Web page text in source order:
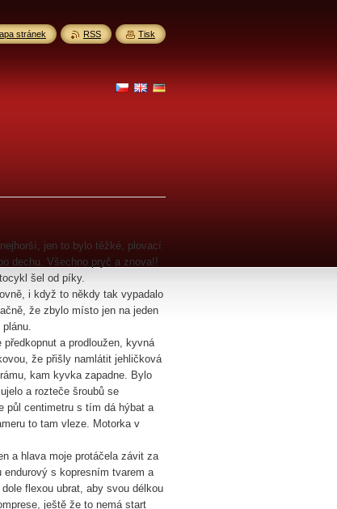
jen to bylo těžké, plovací
dechu. Všechno pryč a znova!!
šel od píky.
i když to někdy tak vypadalo
že zbylo místo jen na jeden
a prodloužen, kyvná
že přišly namlátit jehličková
kam kyvka zapadne. Bylo
a rozteče šroubů se
půl centimetru s tím dá hýbat a
to tam vleze. Motorka v
a hlava moje protáčela závit za
endurový s kopresním tvarem a
flexou ubrat, aby svou délkou
ještě že to nemá start
stránek RSS Tisk